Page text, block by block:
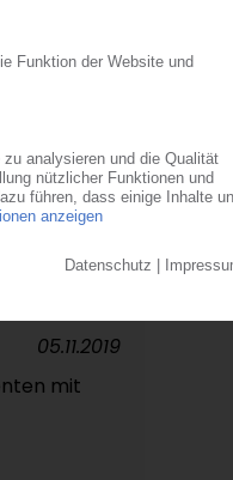
Wirtschaft
29.07.2020
mit
05.11.2019